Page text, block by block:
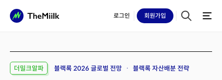
로그인 회원가입
더밀크알파 블랙록 2026 글로벌 전망 블랙록 자산배분 전략